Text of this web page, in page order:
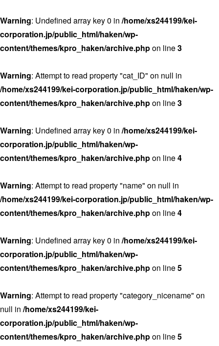
Warning: Undefined array key 0 in /home/xs244199/kei-
corporation.jp/public_html/haken/wp-
content/themes/kpro_haken/archive.phpon line3
Warning: Attempt to read property "cat_ID" on null in
/home/xs244199/kei-corporation.jp/public_html/haken/wp-
content/themes/kpro_haken/archive.phpon line3
Warning: Undefined array key 0 in /home/xs244199/kei-
corporation.jp/public_html/haken/wp-
content/themes/kpro_haken/archive.phpon line4
Warning: Attempt to read property "name" on null in
/home/xs244199/kei-corporation.jp/public_html/haken/wp-
content/themes/kpro_haken/archive.phpon line4
Warning: Undefined array key 0 in /home/xs244199/kei-
corporation.jp/public_html/haken/wp-
content/themes/kpro_haken/archive.phpon line5
Warning: Attempt to read property "category_nicename" on
null in /home/xs244199/kei-
corporation.jp/public_html/haken/wp-
content/themes/kpro_haken/archive.phpon line5